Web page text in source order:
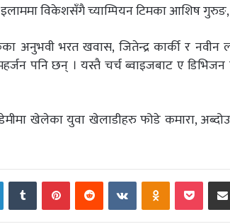
विकेशसँगै च्याम्पियन टिमका आशिष गुरुङ,
अनुभवी भरत खवास, जितेन्द्र कार्की र
महर्जन पनि छन् । यस्तै चर्च ब्वाइजबाट ए
खेलेका युवा खेलाडीहरु फोडे कमारा,
LinkedInTumblr PinterestReddit VKontakteOdnoklassniki
Pocket